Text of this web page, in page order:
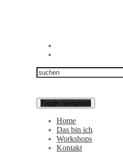
Toggle navigation
Home
Das bin ich
Workshops
Kontakt